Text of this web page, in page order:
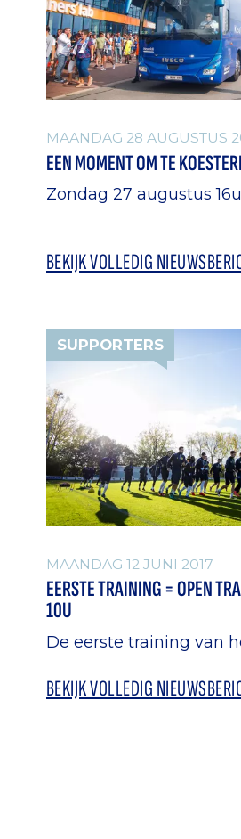
MAANDAG 28 AUGUSTUS
EEN MOMENT OM TE
Zondag 27 augustus
BEKIJK VOLLEDIG
SUPPORTERS
MAANDAG 12 JUNI 2017
EERSTE TRAINING = OPEN
10U
De eerste training van
BEKIJK VOLLEDIG